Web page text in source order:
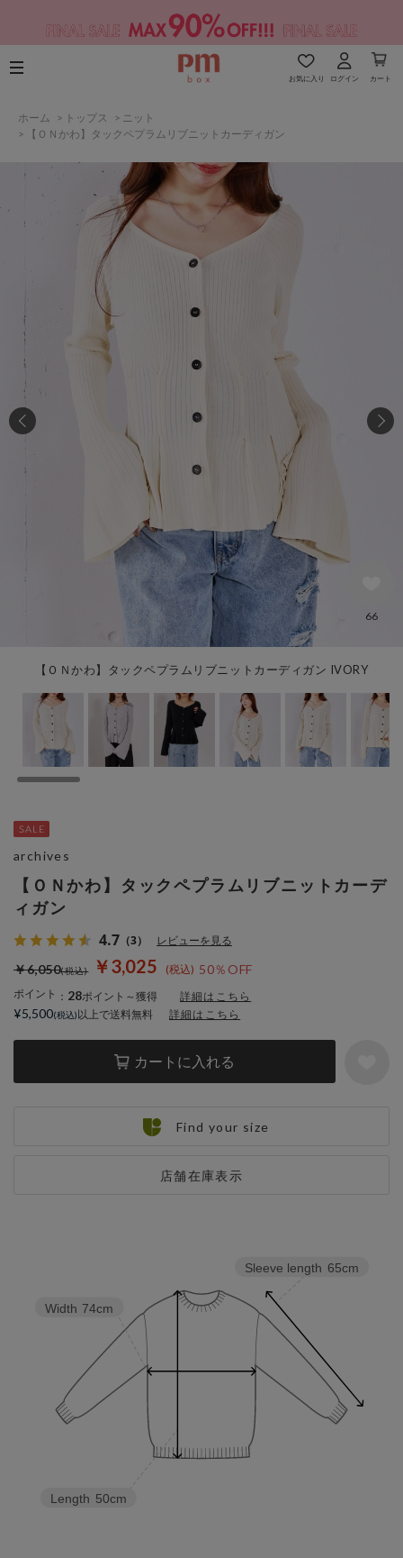
お気に入り ログイン カート
ホーム > トップス > ニット
>
【ＯＮかわ】タックペプラムリブニットカーディガン
【ＯＮかわ】タックペプラムリブニットカーディガン IVORY
66
【ＯＮかわ】タックペプラムリブニットカーデ
ィガン
4.7 （3） レビューを見る
￥3,025 50％OFF
￥6,050
ポイント ： 28ポイント～獲得 詳細はこちら
カートに入れる
店舗在庫表示
archives
¥5,500 以上で送料無料 詳細はこちら
Find your size
Sleeve length 65cm
Length 50cm
Width 74cm